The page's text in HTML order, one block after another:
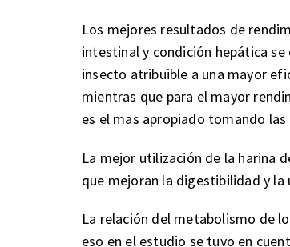
Los mejores resultados de
intestinal y condición hepática
insecto atribuible a una mayor
mientras que para el mayor
es el mas apropiado tomando
La mejor utilización de la harina
que mejoran la digestibilidad y
La relación del metabolismo de
eso en el estudio se tuvo en